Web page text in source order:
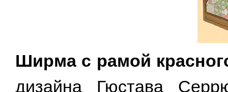
Ширма с рамой
дизайна Гюстава